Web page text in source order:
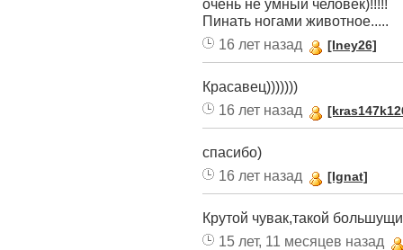
очень не умный человек)!!!!!
Пинать ногами животное.....
16 лет назад
[Iney26]
Красавец)))))))
16 лет назад
спасибо)
16 лет назад
[Ignat]
Крутой чувак,такой
15 лет, 11 месяцев назад